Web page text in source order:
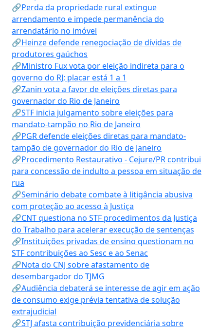
🔗Perda da propriedade rural extingue
arrendamento e impede permanência do
arrendatário no imóvel
🔗Heinze defende renegociação de dívidas de
produtores gaúchos
🔗Ministro Fux vota por eleição indireta para o
governo do RJ; placar está 1 a 1
🔗Zanin vota a favor de eleições diretas para
governador do Rio de Janeiro
🔗STF inicia julgamento sobre eleições para
mandato-tampão no Rio de Janeiro
🔗PGR defende eleições diretas para mandato-
tampão de governador do Rio de Janeiro
🔗Procedimento Restaurativo - Cejure/PR contribui
para concessão de indulto a pessoa em situação de
rua
🔗Seminário debate combate à litigância abusiva
com proteção ao acesso à Justiça
🔗CNT questiona no STF procedimentos da Justiça
do Trabalho para acelerar execução de sentenças
🔗Instituições privadas de ensino questionam no
STF contribuições ao Sesc e ao Senac
🔗Nota do CNJ sobre afastamento de
desembargador do TJMG
🔗Audiência debaterá se interesse de agir em ação
de consumo exige prévia tentativa de solução
extrajudicial
🔗STJ afasta contribuição previdenciária sobre